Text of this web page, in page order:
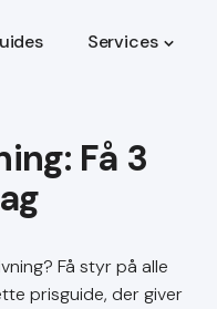
Services
Få styr på alle
prisguide, der giver